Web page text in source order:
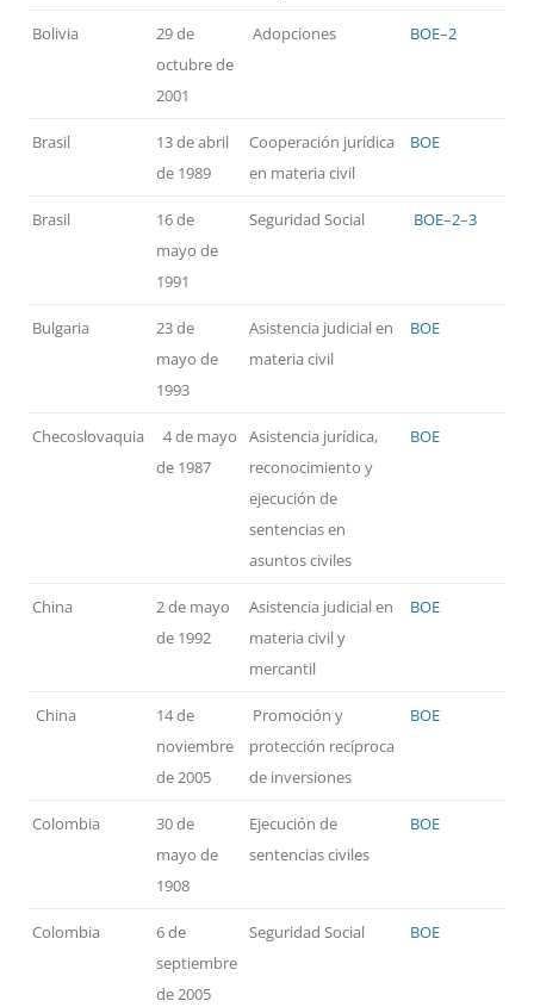
Bolivia
29 de
octubre de
2001
Adopciones BOE–2
Brasil
13 de abril
de 1989
Cooperación jurídica
en materia civil
BOE
Brasil
16 de
mayo de
1991
Seguridad Social BOE–2–3
Bulgaria
23 de
mayo de
1993
Asistencia judicial en
materia civil
BOE
Checoslovaquia
4 de mayo
de 1987
Asistencia jurídica,
reconocimiento y
ejecución de
sentencias en
asuntos civiles
BOE
China
2 de mayo
de 1992
Asistencia judicial en
materia civil y
mercantil
BOE
China
14 de
noviembre
de 2005
Promoción y
protección recíproca
de inversiones
BOE
Colombia
30 de
mayo de
1908
Ejecución de
sentencias civiles
BOE
Colombia
6 de
septiembre
de 2005
Seguridad Social BOE